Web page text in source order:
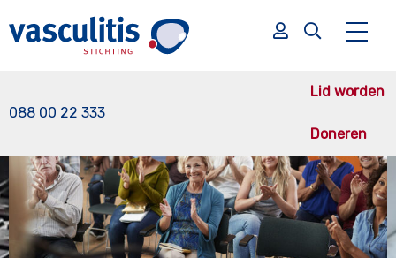
088 00 22 333
Lid worden
Doneren
Zoek
Zoek